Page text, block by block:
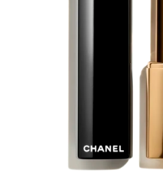
레 - 기본 보기
레 - 다른 보기 1
레 - 다른 보기 2
레 - 기본 텍스쳐 보기